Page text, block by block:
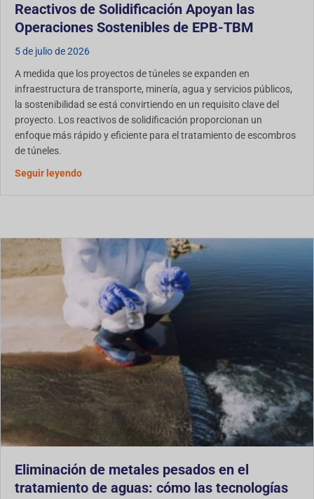
Reactivos de Solidificación Apoyan las
Operaciones Sostenibles de EPB-TBM
5 de julio de 2026
A medida que los proyectos de túneles se expanden en
infraestructura de transporte, minería, agua y servicios públicos,
la sostenibilidad se está convirtiendo en un requisito clave del
proyecto. Los reactivos de solidificación proporcionan un
enfoque más rápido y eficiente para el tratamiento de escombros
de túneles.
Seguir leyendoGestión de escombros de túneles: Cómo los
Eliminación de metales pesados en el
tratamiento de aguas: cómo las tecnologías